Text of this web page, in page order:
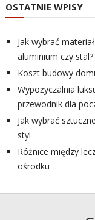
OSTATNIE WPISY
Jak wybrać
aluminium czy stal?
Koszt budowy
Wypożyczalnia
przewodnik dla
Jak wybrać
styl
Różnice między
ośrodku